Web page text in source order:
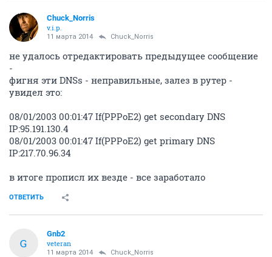
Chuck_Norris
v.i.p.
11 марта 2014 Chuck_Norris
не удалось отредактировать предыдущее сообщение
-
фигня эти DNSs - неправильные, залез в рутер -
увидел это:
08/01/2003 00:01:47 If(PPPoE2) get secondary DNS
IP:95.191.130.4
08/01/2003 00:01:47 If(PPPoE2) get primary DNS
IP:217.70.96.34
в итоге прописл их везде - все заработало
ОТВЕТИТЬ
G
Gnb2
veteran
11 марта 2014 Chuck_Norris